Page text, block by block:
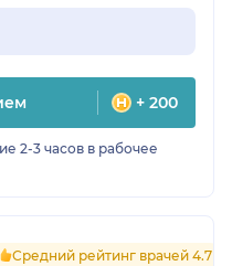
+ 200
2-3 часов в рабочее
Средний рейтинг врачей 4.7